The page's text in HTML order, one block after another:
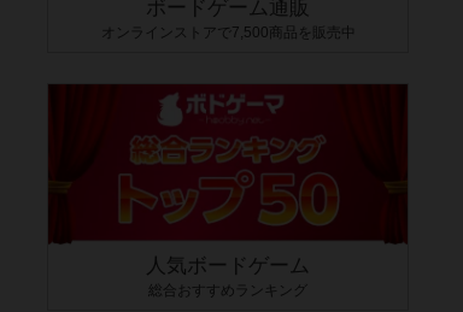
ボードゲーム通販
オンラインストアで7,500商品を販売中
人気ボードゲーム
総合おすすめランキング